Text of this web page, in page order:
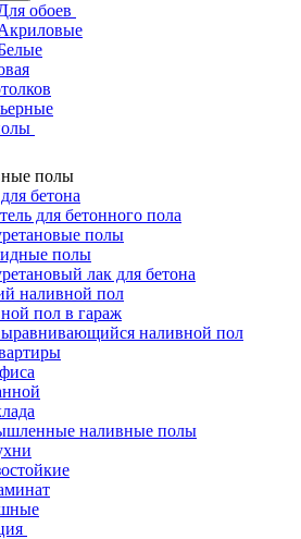
обоев
полы
бетона
для бетонного пола
полы
полы
лак для бетона
наливной пол
пол в гараж
наливной пол
наливные полы